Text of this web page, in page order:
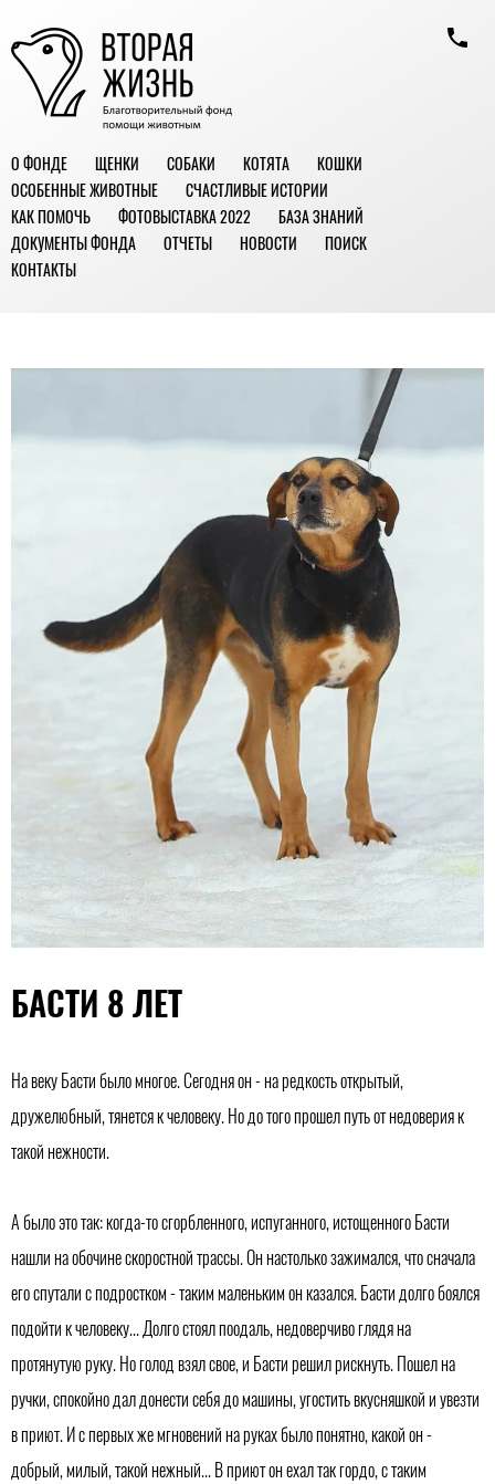
О ФОНДЕ ЩЕНКИ СОБАКИ КОТЯТА
КОШКИ
ОСОБЕННЫЕ ЖИВОТНЫЕ
СЧАСТЛИВЫЕ ИСТОРИИ
КАК ПОМОЧЬ
ФОТОВЫСТАВКА 2022
БАЗА ЗНАНИЙ
ДОКУМЕНТЫ ФОНДА
ОТЧЕТЫ НОВОСТИ
ПОИСК
КОНТАКТЫ
БАСТИ 8 ЛЕТ
На веку Басти было многое. Сегодня он - на редкость открытый,
дружелюбный, тянется к человеку. Но до того прошел путь от недоверия к
такой нежности.
А было это так: когда-то сгорбленного, испуганного, истощенного Басти
нашли на обочине скоростной трассы. Он настолько зажимался, что сначала
его спутали с подростком - таким маленьким он казался. Басти долго боялся
подойти к человеку... Долго стоял поодаль, недоверчиво глядя на
протянутую руку. Но голод взял свое, и Басти решил рискнуть. Пошел на
ручки, спокойно дал донести себя до машины, угостить вкусняшкой и увезти
в приют. И с первых же мгновений на руках было понятно, какой он -
добрый, милый, такой нежный... В приют он ехал так гордо, с таким